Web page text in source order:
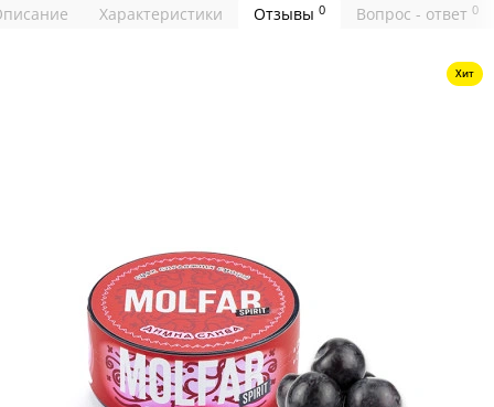
Характеристики Отзывы 0 Вопрос - ответ 0
Хит